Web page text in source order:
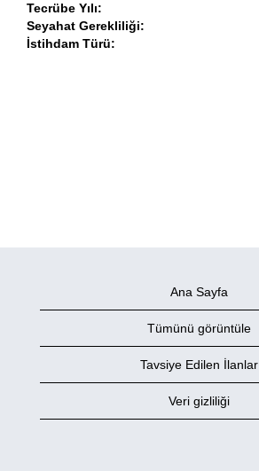
Tecrübe Yılı:
Seyahat Gerekliliği:
İstihdam Türü:
Ana Sayfa
Tümünü görüntüle
Tavsiye Edilen İlanlar
Veri gizliliği